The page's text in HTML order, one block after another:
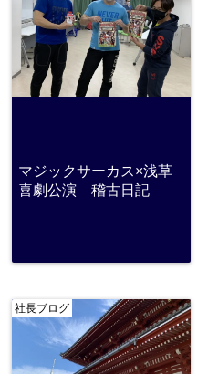
マジックサーカス×浅草
喜劇公演 稽古日記
社長ブログ